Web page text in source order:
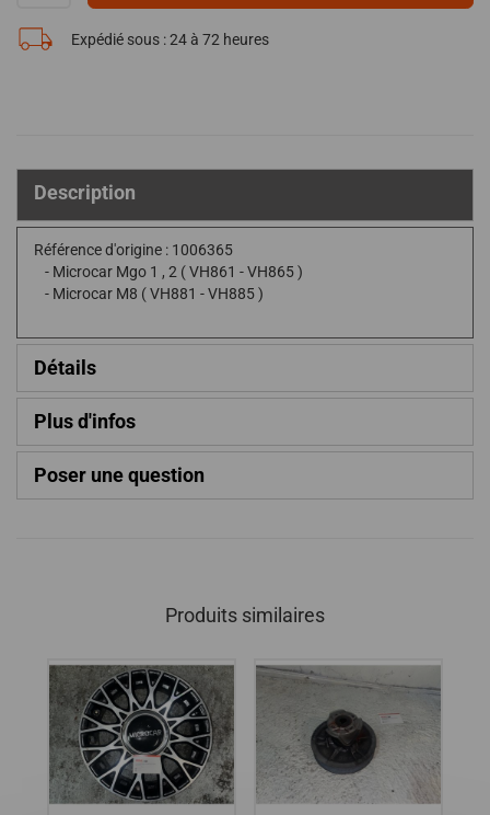
Expédié sous :24 à 72 heures
Description
Référence d'origine : 1006365
- Microcar Mgo 1 , 2 ( VH861 - VH865 )
- Microcar M8 ( VH881 - VH885 )
Détails
Plus d'infos
Poser une question
Produits similaires